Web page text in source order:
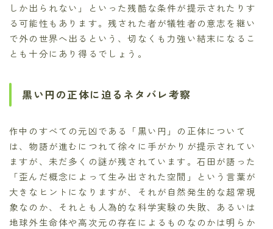
しか出られない」といった残酷な条件が提示されたりす
る可能性もあります。残された者が犠牲者の意志を継い
で外の世界へ出るという、切なくも力強い結末になるこ
とも十分にあり得るでしょう。
黒い円の正体に迫るネタバレ考察
作中のすべての元凶である「黒い円」の正体について
は、物語が進むにつれて徐々に手がかりが提示されてい
ますが、未だ多くの謎が残されています。石田が語った
「歪んだ概念によって生み出された空間」という言葉が
大きなヒントになりますが、それが自然発生的な超常現
象なのか、それとも人為的な科学実験の失敗、あるいは
地球外生命体や高次元の存在によるものなのかは明らか